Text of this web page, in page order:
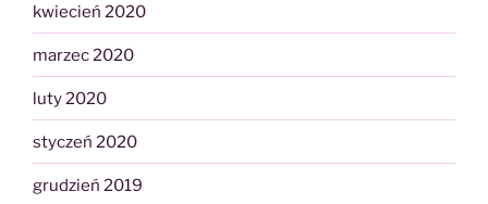
kwiecień 2020
marzec 2020
luty 2020
styczeń 2020
grudzień 2019